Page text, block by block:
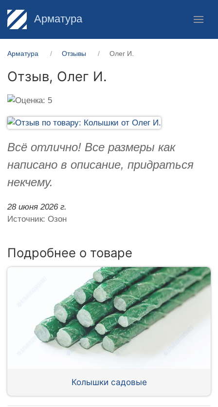
Арматура
Арматура Отзывы Олег И.
Отзыв, Олег И.
Всё отлично! Все размеры как
написано в описание, придраться
некчему.
28 июня 2026 г.
Источник: Озон
Подробнее о товаре
Колышки садовые